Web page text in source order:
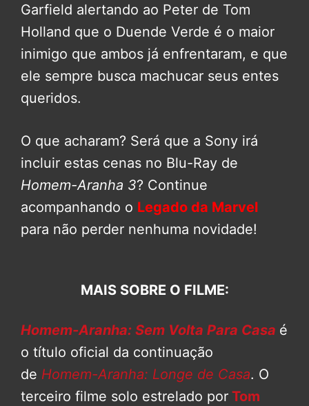
Garfield alertando ao Peter de Tom
Holland que o Duende Verde é o maior
inimigo que ambos já enfrentaram, e que
ele sempre busca machucar seus entes
queridos.
O que acharam? Será que a Sony irá
incluir estas cenas no Blu-Ray de
Homem-Aranha 3? Continue
acompanhando o Legado da Marvel
para não perder nenhuma novidade!
MAIS SOBRE O FILME:
Homem-Aranha: Sem Volta Para Casa é
o título oficial da continuação
de Homem-Aranha: Longe de Casa. O
terceiro filme solo estrelado por Tom